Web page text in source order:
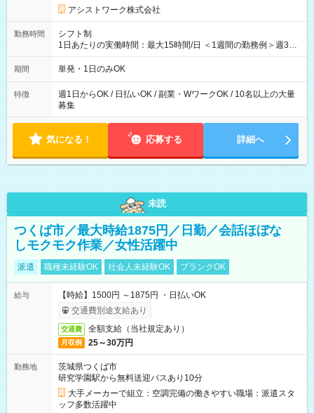
アシストワーク株式会社
勤務時間
シフト制
1日あたりの実働時間：最大15時間/日 ＜1週間の勤務例＞週3回
勤務 勤務：月・水・金 休み：火・木・土・日 好きな時にお仕事
可能です！ ※1日あたりの最大実働時間は日勤、夜勤共に勤務し
期間 単発・1日のみOK
特徴
週1日からOK / 日払いOK / 副業・WワークOK / 10名以上の大量
募集
気になる！ 応募する 詳細へ
未読
つくば市／最大時給1875円／日勤／会話ほぼな
しモクモク作業／女性活躍中
派遣 職種未経験OK 社会人未経験OK ブランクOK
給与
【時給】1500円 ～1875円 ・日払いOK
交通費別途支給あり
交通費 全額支給（当社規定あり）
月収例 25～30万円
勤務地
茨城県つくば市
研究学園駅から無料送迎バスあり10分
大手メーカーで組立：空調完備の働きやすい職場：派遣スタ
ッフ多数活躍中